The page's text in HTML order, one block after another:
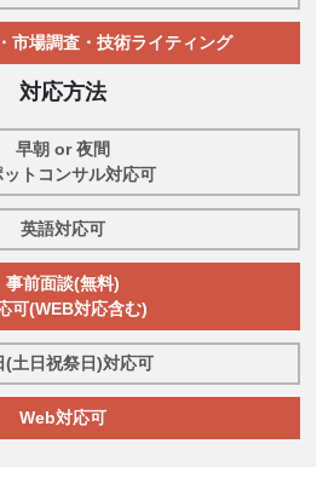
市場調査・技術ライティング
対応方法
早朝 or 夜間
ットコンサル対応可
英語対応可
事前面談(無料)
可(WEB対応含む)
(土日祝祭日)対応可
Web対応可